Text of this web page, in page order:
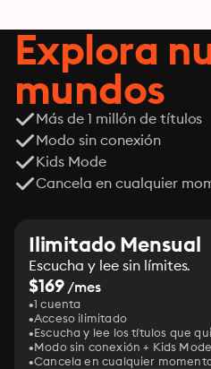
Explora
mundos
Más de 1 millón de títulos
Modo sin conexión
Kids Mode
Cancela en cualquier
Ilimitado Mensual
Escucha y lee sin límites.
$169/mes
1 cuenta
Acceso ilimitado
Escucha y lee los títulos que
Modo sin conexión + Kids Mode
Cancela en cualquier